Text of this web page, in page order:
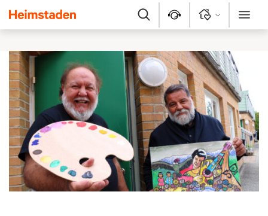
Heimstaden
Sök Kontakt Logga in Meny